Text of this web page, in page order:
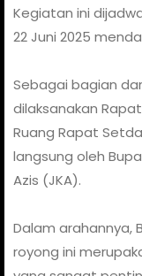
Kegiatan ini
22 Juni 2025
Sebagai bagian
dilaksanakan
Ruang Rapat
langsung oleh
Azis (JKA).
Dalam arahannya,
royong ini